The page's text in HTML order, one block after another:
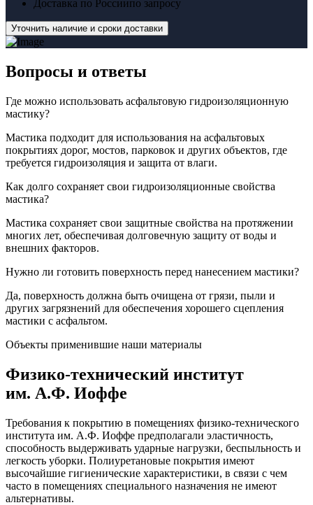
Доставка по Россиипо запросу
Уточнить наличие и сроки доставки
Вопросы и ответы
Где можно использовать асфальтовую гидроизоляционную
мастику?
Мастика подходит для использования на асфальтовых
покрытиях дорог, мостов, парковок и других объектов, где
требуется гидроизоляция и защита от влаги.
Как долго сохраняет свои гидроизоляционные свойства
мастика?
Мастика сохраняет свои защитные свойства на протяжении
многих лет, обеспечивая долговечную защиту от воды и
внешних факторов.
Нужно ли готовить поверхность перед нанесением мастики?
Да, поверхность должна быть очищена от грязи, пыли и
других загрязнений для обеспечения хорошего сцепления
мастики с асфальтом.
Объекты применившие наши материалы
Физико-технический институт
им. А.Ф. Иоффе
Требования к покрытию в помещениях физико-технического
института им. А.Ф. Иоффе предполагали эластичность,
способность выдерживать ударные нагрузки, беспыльность и
легкость уборки. Полиуретановые покрытия имеют
высочайшие гигиенические характеристики, в связи с чем
часто в помещениях специального назначения не имеют
альтернативы.